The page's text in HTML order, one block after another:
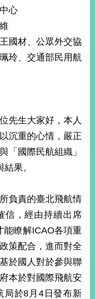
心
國材、公眾外交協
玲、交通部民用航
先生大家好，本人
沉重的心情，嚴正
「國際民航組織」
果。
負責的臺北飛航情
信，經由持續出席
能瞭解ICAO各項重
策配合，進而對全
於國人對於參與聯
本於對國際飛航安
局於8月4日發布新